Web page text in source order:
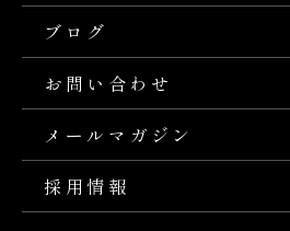
ブログ
お問い合わせ
メールマガジン
採用情報